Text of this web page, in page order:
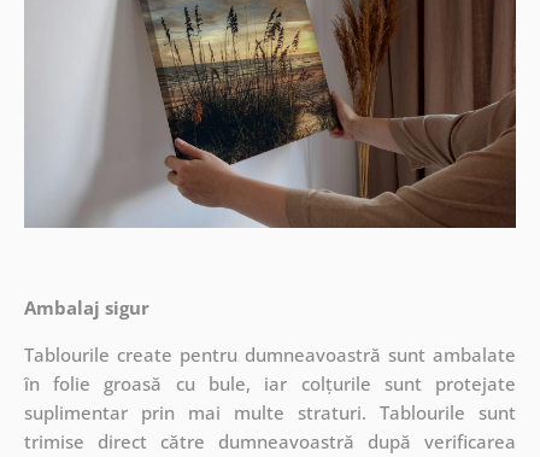
Ambalaj sigur
Tablourile create pentru dumneavoastră sunt ambalate
în folie groasă cu bule, iar colțurile sunt protejate
suplimentar prin mai multe straturi.Tablourile sunt
trimise direct către dumneavoastră după verificarea